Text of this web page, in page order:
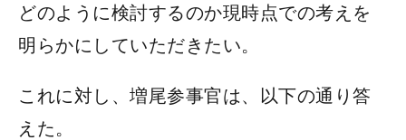
どのように検討するのか現時点での考えを
明らかにしていただきたい。
これに対し、増尾参事官は、以下の通り答
えた。